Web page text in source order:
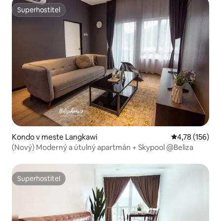
Superhostiteľ
Superhostiteľ
Kondo v meste Langkawi Priemerné
4,78 (156)
(Nový) Moderný a útulný apartmán + Skypool @Beliza
Superhostiteľ
Superhostiteľ